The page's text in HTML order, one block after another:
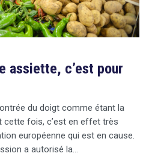
assiette, c’est pour
du doigt comme étant la
cette fois, c’est en effet très
européenne qui est en cause.
a autorisé la…